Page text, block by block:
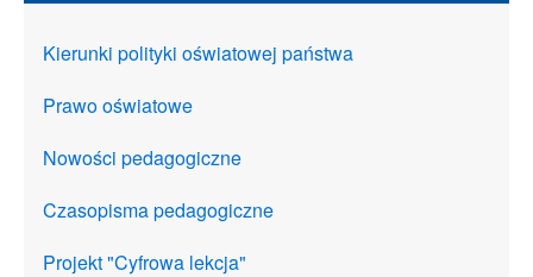
Kierunki polityki oświatowej państwa
Prawo oświatowe
Nowości pedagogiczne
Czasopisma pedagogiczne
Projekt "Cyfrowa lekcja"